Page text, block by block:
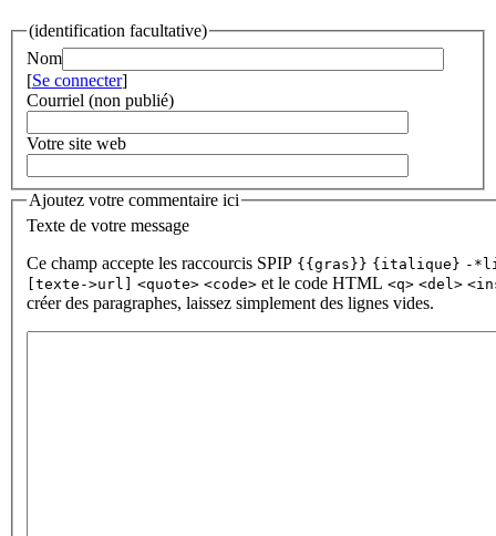
(identification facultative)
Nom
[Se connecter]
Courriel (non publié)
Votre site web
Ajoutez votre commentaire ici
Texte de votre message
Ce champ accepte les raccourcis SPIP {{gras}} {italique} -
[texte->url]
<quote> <code> et le code HTML <q> <del>
créer des paragraphes, laissez simplement des lignes vides.